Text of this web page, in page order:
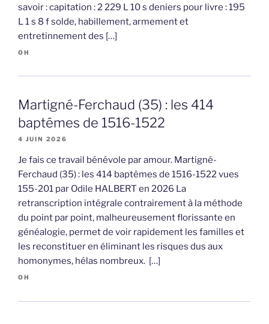
savoir : capitation : 2 229 L 10 s deniers pour livre : 195
L 1 s 8 f solde, habillement, armement et
entretinnement des […]
OH
Martigné-Ferchaud (35) : les 414
baptêmes de 1516-1522
4 JUIN 2026
Je fais ce travail bénévole par amour. Martigné-
Ferchaud (35) : les 414 baptêmes de 1516-1522 vues
155-201 par Odile HALBERT en 2026 La
retranscription intégrale contrairement à la méthode
du point par point, malheureusement florissante en
généalogie, permet de voir rapidement les familles et
les reconstituer en éliminant les risques dus aux
homonymes, hélas nombreux. […]
OH